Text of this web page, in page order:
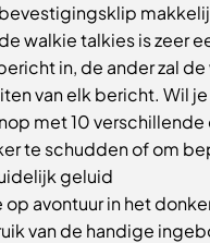
walkie talkies is zeer
in, de ander zal
van elk bericht. Wil
met 10
te schudden of om
geluid
op avontuur in het
van de handige